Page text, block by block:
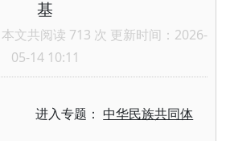
基
本文共阅读 713 次 更新时间：2026-
05-14 10:11
进入专题：中华民族共同体